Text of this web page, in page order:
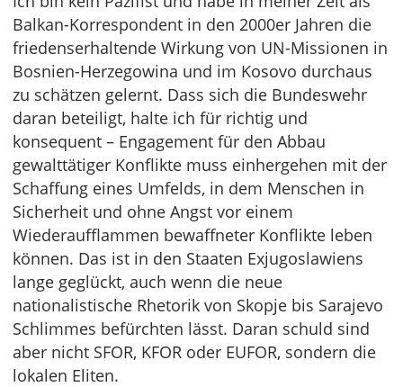
Balkan-Korrespondent in den 2000er Jahren die
friedenserhaltende Wirkung von UN-Missionen in
Bosnien-Herzegowina und im Kosovo durchaus
zu schätzen gelernt. Dass sich die Bundeswehr
daran beteiligt, halte ich für richtig und
konsequent – Engagement für den Abbau
gewalttätiger Konflikte muss einhergehen mit der
Schaffung eines Umfelds, in dem Menschen in
Sicherheit und ohne Angst vor einem
Wiederaufflammen bewaffneter Konflikte leben
können. Das ist in den Staaten Exjugoslawiens
lange geglückt, auch wenn die neue
nationalistische Rhetorik von Skopje bis Sarajevo
Schlimmes befürchten lässt. Daran schuld sind
aber nicht SFOR, KFOR oder EUFOR, sondern die
lokalen Eliten.